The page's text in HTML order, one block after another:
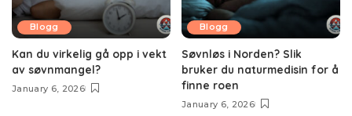
Blogg
Kan du virkelig gå opp i vekt
av søvnmangel?
January 6, 2026
Blogg
Søvnløs i Norden? Slik
bruker du naturmedisin for å
finne roen
January 6, 2026